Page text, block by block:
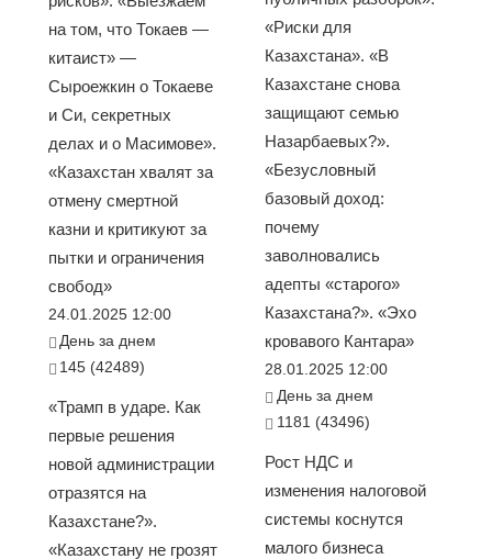
на том, что Токаев —
китаист» —
Сыроежкин о Токаеве
и Си, секретных
делах и о Масимове».
«Казахстан хвалят за
отмену смертной
казни и критикуют за
пытки и ограничения
свобод»
24.01.2025 12:00
День за днем
145 (42489)
«Трамп в ударе. Как
первые решения
новой администрации
отразятся на
Казахстане?».
«Казахстану не грозят
«Риски для
Казахстана». «В
Казахстане снова
защищают семью
Назарбаевых?».
«Безусловный
базовый доход:
почему
заволновались
адепты «старого»
Казахстана?». «Эхо
кровавого Кантара»
28.01.2025 12:00
День за днем
1181 (43496)
Рост НДС и
изменения налоговой
системы коснутся
малого бизнеса